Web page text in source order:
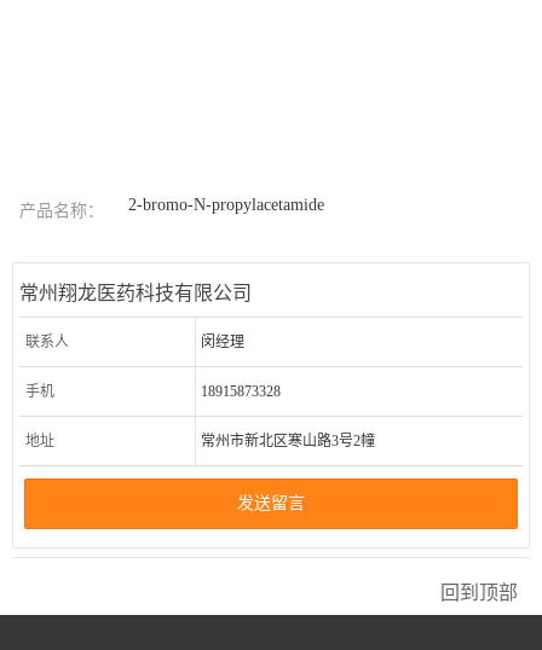
产品名称： 2‐bromo‐N‐propylacetamide
常州翔龙医药科技有限公司
联系人 闵经理
手机 18915873328
地址 常州市新北区寒山路3号2幢
发送留言
回到顶部